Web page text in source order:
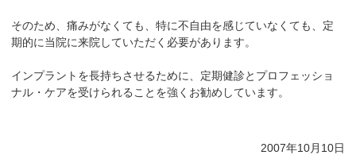
そのため、痛みがなくても、特に不自由を感じていなくても、定
期的に当院に来院していただく必要があります。
インプラントを長持ちさせるために、定期健診とプロフェッショ
ナル・ケアを受けられることを強くお勧めしています。
2007年10月10日